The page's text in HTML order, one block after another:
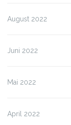
August 2022
Juni 2022
Mai 2022
April 2022